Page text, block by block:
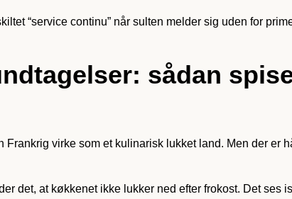
“service continu” når sulten melder sig uden for
sådan
virke som et kulinarisk lukket land. Men der er
det, at køkkenet ikke lukker ned efter frokost. Det ses